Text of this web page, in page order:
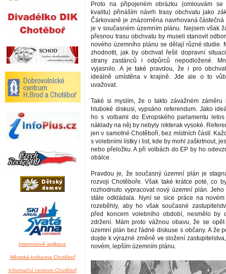
Internetové aplikace
Městská knihovna Chotěboř
Informační centrum Chotěboř
Proto na připojeném obrázku (omlouvám
kvalitu) přináším návrh trasy obchvatu jako
Čárkovaně je znázorněna navrhovaná
je v současném územním plánu. Nejsem však
přesnou trasu obchvatu by museli stanovit
nového územního plánu se dělají různé studie.
zhodnotit, jak by obchvat řešil dopravní
strany zastánců i odpůrců nepodložené.
vyjasnilo. A je také pravdou, že i pro
ideálně umístěna v krajině. Jde ale o to
uvažovat.
Také si myslím, že o takto závažném
hluboké diskusi, vypsáno referendum. Jako
ho s volbami do Evropského parlamentu
náklady na něj by nebyly nikterak vysoké.
jen v samotné Chotěboři, bez místních částí.
s volebními lístky i list, kde by mohl zaškrtnout,
nebo přeložku. A při volbách do EP by ho
obálce.
Pravdou je, že současný územní plán je
rozvoji Chotěboře. Však také krátce poté, co
rozhodnuto vypracovat nový územní plán.
stále odkládala. Nyní se sice práce na
rozeběhly, aby ho však současné
před koncem volebního období, nesmělo by
zdržení. Mám proto vážnou obavu, že se
územní plán bez řádné diskuse s občany. A že
dojde k výrazné změně ve složení
novém, lepším územním plánu.